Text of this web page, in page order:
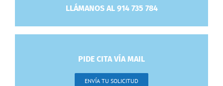
LLÁMANOS AL 914 735 784
PIDE CITA VÍA MAIL
ENVÍA TU SOLICITUD